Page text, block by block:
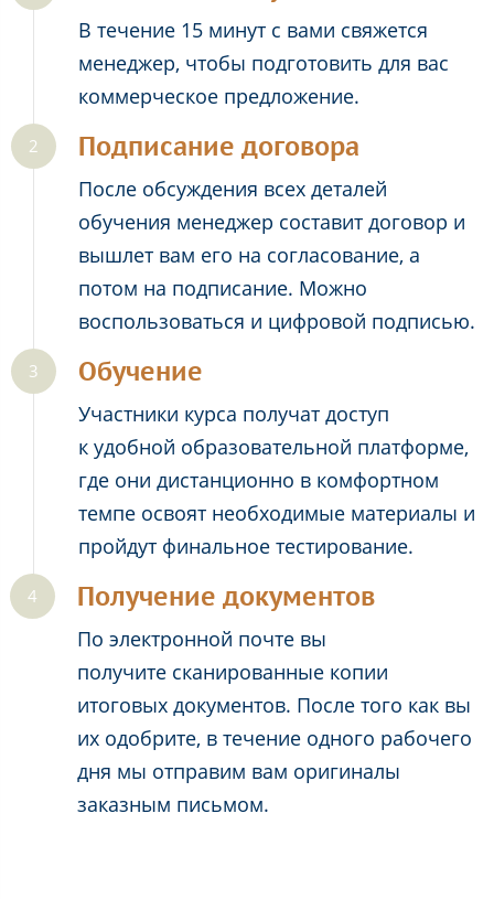
В течение 15 минут с вами свяжется
менеджер, чтобы подготовить для вас
коммерческое предложение.
Подписание договора
После обсуждения всех деталей
обучения менеджер составит договор и
вышлет вам его на согласование, а
потом на подписание. Можно
воспользоваться и цифровой подписью.
Обучение
Участники курса получат доступ
к удобной образовательной платформе,
где они дистанционно в комфортном
темпе освоят необходимые материалы и
пройдут финальное тестирование.
Получение документов
По электронной почте вы
получите сканированные копии
итоговых документов. После того как вы
их одобрите, в течение одного рабочего
дня мы отправим вам оригиналы
заказным письмом.